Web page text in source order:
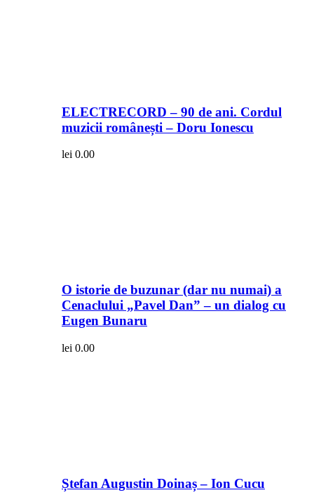
ELECTRECORD – 90 de ani. Cordul
muzicii românești – Doru Ionescu
lei 0.00
O istorie de buzunar (dar nu numai) a
Cenaclului „Pavel Dan” – un dialog cu
Eugen Bunaru
lei 0.00
Ștefan Augustin Doinaș – Ion Cucu